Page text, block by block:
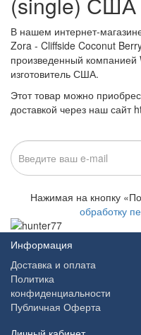
В нашем интернет-
Zora - Cliffside Coconut
произведенный
изготовитель США.
Этот товар можно
доставкой через наш сайт
Нажимая на кнопку
обработку
Информация
Доставка и оплата
Политика
конфиденциальности
Публичная Оферта